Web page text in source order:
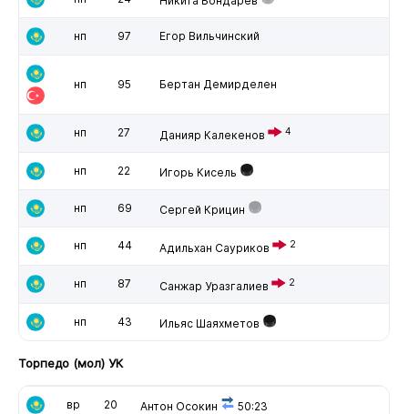
нп 97 Егор Вильчинский
нп 95 Бертан Демирделен
нп 27 Данияр Калекенов 4
нп 22 Игорь Кисель
нп 69 Сергей Крицин
нп 44 Адильхан Сауриков 2
нп 87 Санжар Уразгалиев 2
нп 43 Ильяс Шаяхметов
Торпедо (мол) УК
вр 20 Антон Осокин 50:23